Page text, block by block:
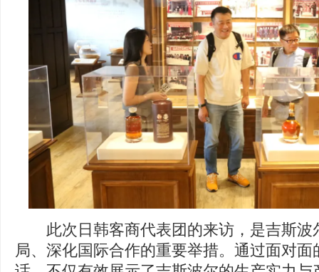
此次日韩客商代表团的来访，是吉斯波
局、深化国际合作的重要举措。通过面对